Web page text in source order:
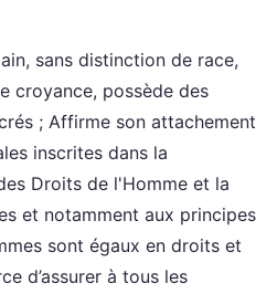
sans distinction de race,
croyance, possède des
; Affirme son attachement
inscrites dans la
Droits de l'Homme et la
et notamment aux principes
sont égaux en droits et
d’assurer à tous les